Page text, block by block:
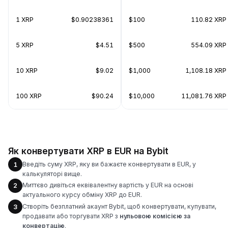
1 XRP $0.90238361
5 XRP $4.51
10 XRP $9.02
100 XRP $90.24
$100 110.82 XRP
$500 554.09 XRP
$1,000 1,108.18 XRP
$10,000 11,081.76 XRP
Як конвертувати XRP в EUR на Bybit
1
Введіть суму XRP, яку ви бажаєте конвертувати в EUR, у
калькуляторі вище.
2
Миттєво дивіться еквівалентну вартість у EUR на основі
актуального курсу обміну XRP до EUR.
3
Створіть безплатний акаунт Bybit, щоб конвертувати, купувати,
продавати або торгувати XRP з нульовою комісією за
конвертацію.